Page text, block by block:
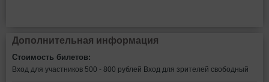
Дополнительная информация
Стоимость билетов:
Вход для участников 500 - 800 рублей Вход для зрителей свободный